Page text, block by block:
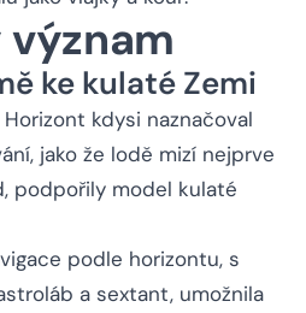
ke kulaté Zemi
Horizont kdysi naznačoval
jako že lodě mizí nejprve
podpořily model kulaté
podle horizontu, s
a sextant, umožnila